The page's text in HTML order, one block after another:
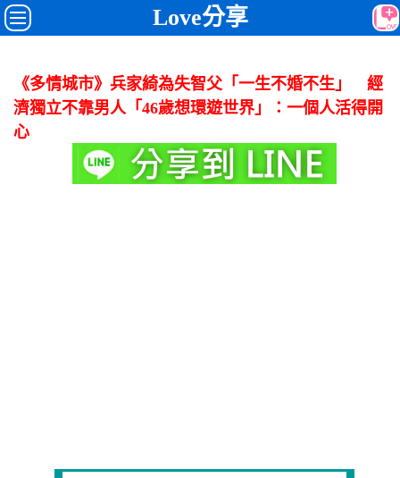
Love分享
《多情城市》兵家綺為失智父「一生不婚不生」 經
濟獨立不靠男人「46歲想環遊世界」：一個人活得開
心